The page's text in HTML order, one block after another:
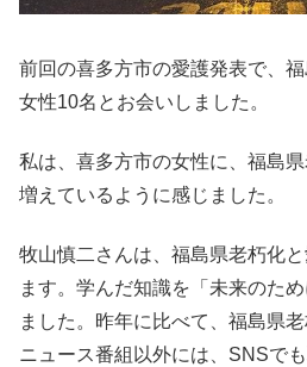
前回の喜多方市の愛護発表で、
女性10名とお会いしました。
私は、喜多方市の女性に、福島
増えているように感じました。
牧山慎二さんは、福島県老朽化
ます。学んだ知識を「未来のた
ました。昨年に比べて、福島県
ニュース番組以外には、SNSで